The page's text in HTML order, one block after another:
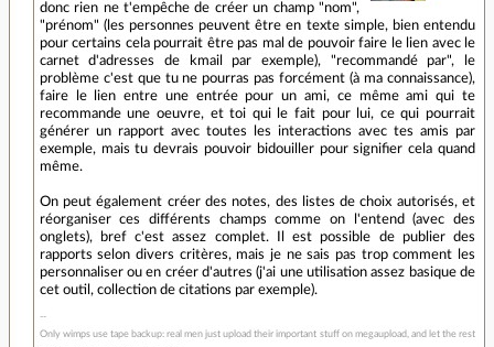
donc rien ne t'empêche de créer un champ "nom",
"prénom" (les personnes peuvent être en texte simple, bien entendu
pour certains cela pourrait être pas mal de pouvoir faire le lien avec le
carnet d'adresses de kmail par exemple), "recommandé par", le
problème c'est que tu ne pourras pas forcément (à ma connaissance),
faire le lien entre une entrée pour un ami, ce même ami qui te
recommande une oeuvre, et toi qui le fait pour lui, ce qui pourrait
générer un rapport avec toutes les interactions avec tes amis par
exemple, mais tu devrais pouvoir bidouiller pour signifier cela quand
même.
On peut également créer des notes, des listes de choix autorisés, et
réorganiser ces différents champs comme on l'entend (avec des
onglets), bref c'est assez complet. Il est possible de publier des
rapports selon divers critères, mais je ne sais pas trop comment les
personnaliser ou en créer d'autres (j'ai une utilisation assez basique de
cet outil, collection de citations par exemple).
Only wimps use tape backup: real men just upload their important stuff on megaupload, and let the rest